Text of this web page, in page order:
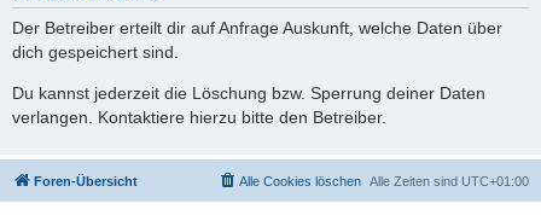
Der Betreiber erteilt dir auf Anfrage Auskunft, welche Daten über
dich gespeichert sind.
Du kannst jederzeit die Löschung bzw. Sperrung deiner Daten
verlangen. Kontaktiere hierzu bitte den Betreiber.
Foren-Übersicht Alle Zeiten sind UTC+01:00
Alle Cookies löschen